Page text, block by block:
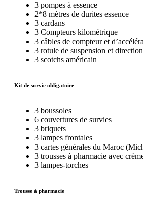
3 pompes à essence
2*8 mètres de durites essence
3 cardans
3 Compteurs kilométrique
3 câbles de compteur et
3 rotule de suspension et direction
3 scotchs américain
Kit de survie obligatoire
3 boussoles
6 couvertures de survies
3 briquets
3 lampes frontales
3 cartes générales du Maroc
3 trousses à pharmacie avec
3 lampes-torches
Trousse à pharmacie